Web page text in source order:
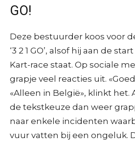
GO!
Deze bestuurder koos voor
‘3 2 1 GO’, alsof hij aan de
Kart-race staat. Op sociale
grapje veel reacties uit.
«Alleen in België», klinkt het.
de tekstkeuze dan weer
naar enkele incidenten
vuur vatten bij een ongeluk.